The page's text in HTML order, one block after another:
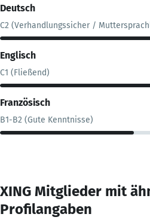
Deutsch
C2 (Verhandlungssicher /
Englisch
C1 (Fließend)
Französisch
B1-B2 (Gute Kenntnisse)
XING Mitglieder mit
Profilangaben